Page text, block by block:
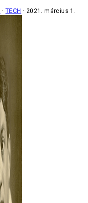
TECH 2021. március 1.